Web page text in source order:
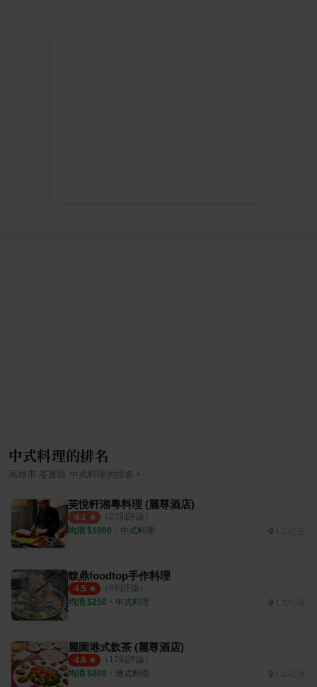
中式料理的排名
高雄市 苓雅區 中式料理的排名 ›
芙悅軒湘粵料理 (麗尊酒店)
4.1 （ 23則評論）
均消 $1000 ・ 中式料理
馥鼎foodtop手作料理
4.5 （ 8則評論）
均消 $250 ・ 中式料理
麗園港式飲茶 (麗尊酒店)
4.6 （ 12則評論）
均消 $800 ・ 港式料理